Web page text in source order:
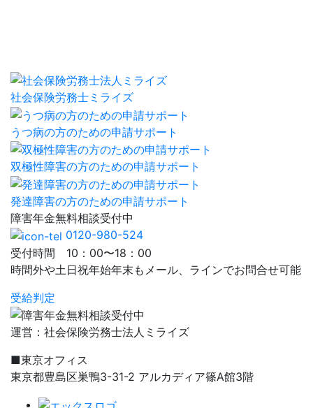
社会保険労務士ミライズ
うつ病の方のための申請サポート
双極性障害の方のための申請サポート
発達障害の方のための申請サポート
障害年金無料相談受付中
0120-980-524
受付時間 10：00〜18：00
時間外や土日祝年始年末もメール、ラインでお問合せ可能
受給判定
運営：社会保険労務士法人ミライズ
■東京オフィス
東京都豊島区巣鴨3-31-2 アルカディア篠A館3階